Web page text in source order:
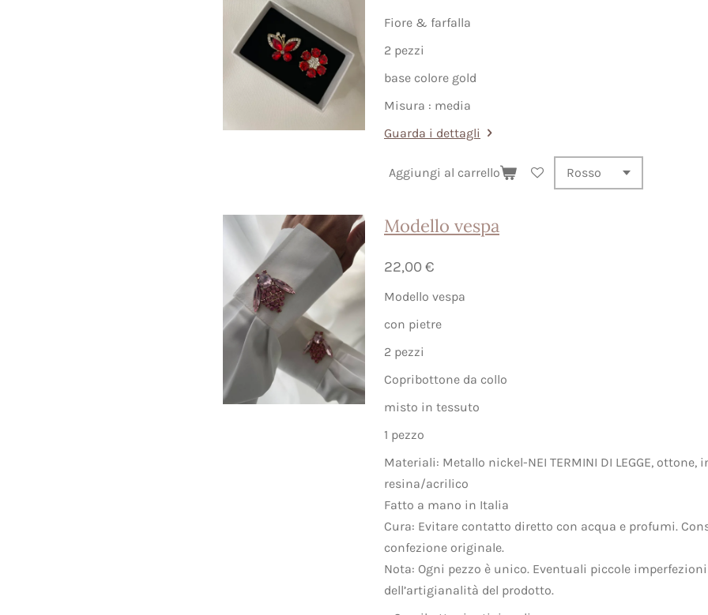
Fiore & farfalla
2 pezzi
base colore gold
Misura : media
Guarda i dettagli
Aggiungi al carrello
Modello vespa
22,00 €
Modello vespa
con pietre
2 pezzi
Copribottone da collo
misto in tessuto
1 pezzo
Materiali: Metallo nickel-NEI TERMINI DI LEGGE, ottone,
resina/acrilico
Fatto a mano in Italia
Cura: Evitare contatto diretto con acqua e profumi.
confezione originale.
Nota: Ogni pezzo è unico. Eventuali piccole
dell’artigianalità del prodotto.